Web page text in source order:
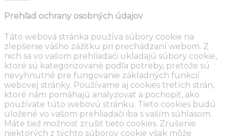
Prehľad ochrany osobných údajov
Táto webová stránka používa súbory cookie na
zlepšenie vášho zážitku pri prechádzaní webom. Z
nich sa vo vašom prehliadači ukladajú súbory cookie,
ktoré sú kategorizované podľa potreby, pretože sú
nevyhnutné pre fungovanie základných funkcií
webovej stránky. Používame aj cookies tretích strán,
ktoré nám pomáhajú analyzovať a pochopiť, ako
používate túto webovú stránku. Tieto cookies budú
uložené vo vašom prehliadači iba s vaším súhlasom.
Máte tiež možnosť zrušiť tieto cookies. Zrušenie
niektorých z týchto súborov cookie však môže